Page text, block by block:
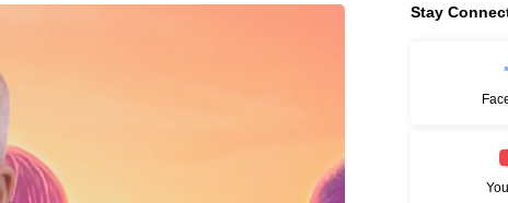
Stay